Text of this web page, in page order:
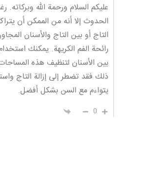
عليكم السلام ورحمة الله وبركاته.
الحدوث إلا أنه من الممكن أن
التاج أو بين التاج والأسنان
رائحة الفم الكريهة. يمكنك
بين الأسنان لتنظيف هذه
ذلك فقد تضطر إلى إزالة التاج
يتواءم مع السن بشكل أفضل.
0